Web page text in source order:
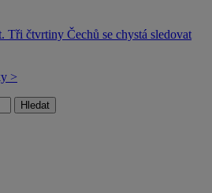
Tři čtvrtiny Čechů se chystá sledovat
>
Hledat